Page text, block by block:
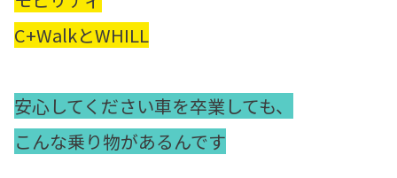
C+WalkとWHILL
安心してください車を卒業しても、
こんな乗り物があるんです